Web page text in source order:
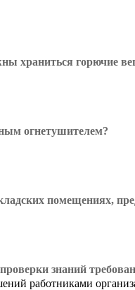
храниться горючие
огнетушителем?
помещениях,
знаний
работниками